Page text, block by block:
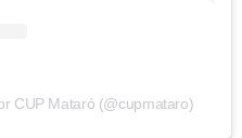
CUP Mataró (@cupmataro)